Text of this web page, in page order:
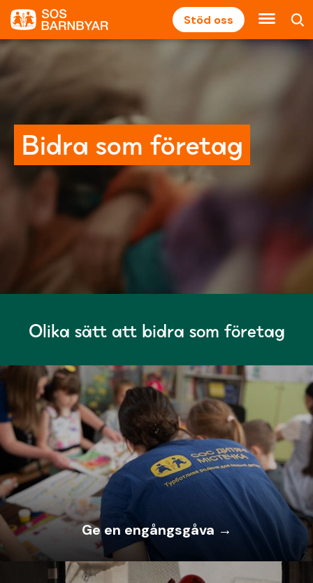
Stöd oss
Bidra som företag
Olika sätt att bidra som företag
Ge en engångsgåva →